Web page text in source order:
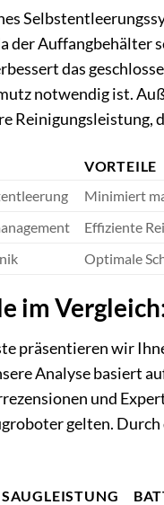
der Auffangbehälter
das
notwendig ist.
VORTEILE
Minimiert
Effiziente
Optimale
im
präsentieren wir
Analyse basiert
und
gelten.
SAUGLEISTUNG